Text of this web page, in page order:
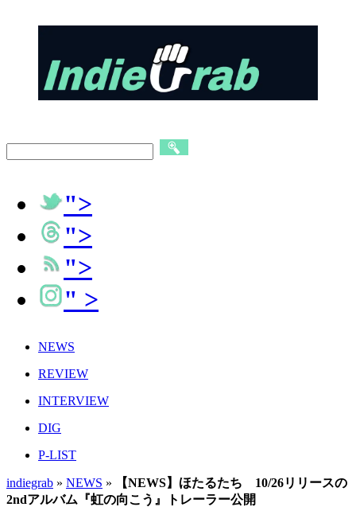
">
">
">
" >
NEWS
REVIEW
INTERVIEW
DIG
P-LIST
indiegrab » NEWS »
【NEWS】ほたるたち 10/26リリースの
2ndアルバム『虹の向こう』トレーラー公開